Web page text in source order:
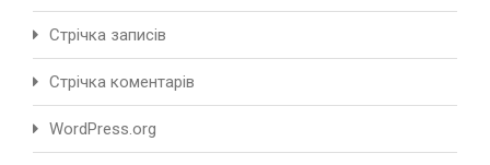
Стрічка записів
Стрічка коментарів
WordPress.org